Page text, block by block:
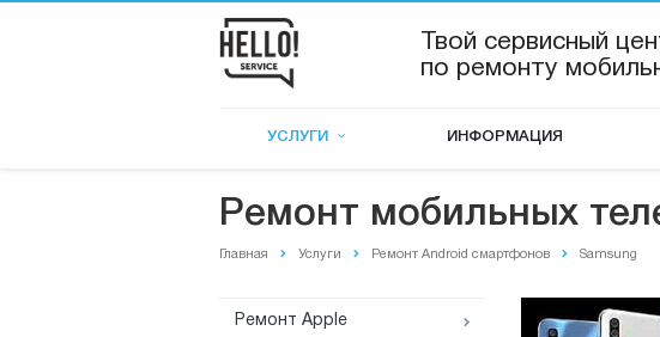
Твой сервисный
по ремонту
УСЛУГИ ИНФОРМАЦИЯ
Ремонт мобильных
Главная Услуги Ремонт Android смартфонов Samsung
Ремонт Apple